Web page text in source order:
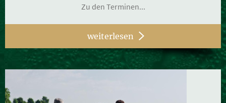
Zu den Terminen...
weiterlesen